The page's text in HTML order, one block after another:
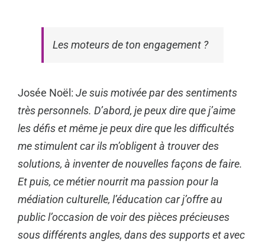
Les moteurs de ton engagement ?
Josée Noël: Je suis motivée par des sentiments
très personnels. D’abord, je peux dire que j’aime
les défis et même je peux dire que les difficultés
me stimulent car ils m’obligent à trouver des
solutions, à inventer de nouvelles façons de faire.
Et puis, ce métier nourrit ma passion pour la
médiation culturelle, l’éducation car j’offre au
public l’occasion de voir des pièces précieuses
sous différents angles, dans des supports et avec